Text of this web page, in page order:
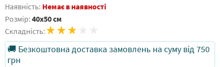
Наявність: Немає в наявності
Розмір: 40x50 см
Складність:
🚚 Безкоштовна доставка замовлень на суму від 750
грн